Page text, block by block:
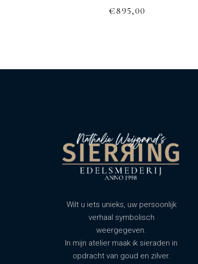
€895,00
Wilt u iets unieks, uw persoonlijk
verhaal symbolisch
weergegeven.
In mijn atelier maak ik sieraden in
opdracht van goud en zilver.